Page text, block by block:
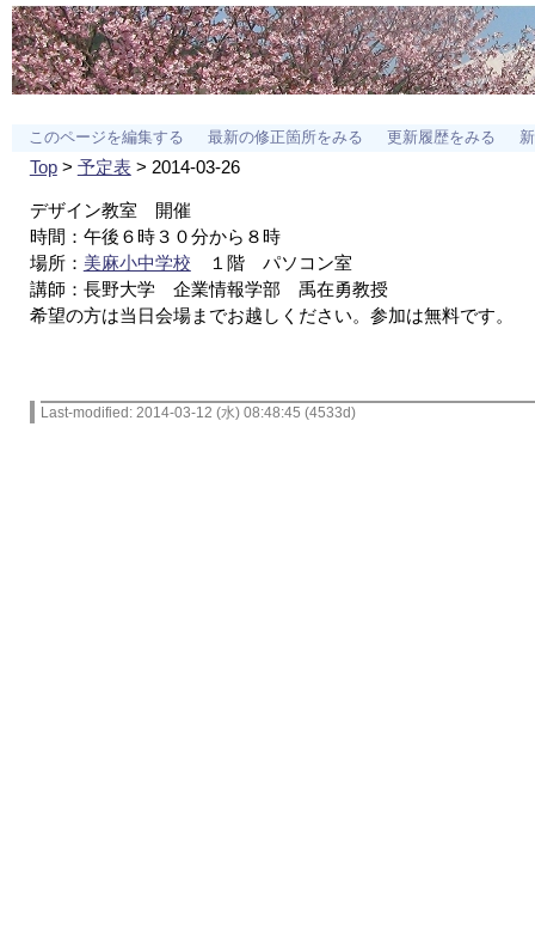
このページを編集する 最新の修正箇所をみる 更新履歴をみる
Top> 予定表> 2014-03-26
デザイン教室 開催
時間：午後６時３０分から８時
場所： 美麻小中学校 １階 パソコン室
講師：長野大学 企業情報学部 禹在勇教授
希望の方は当日会場までお越しください。参加は無料です。
Last-modified: 2014-03-12 (水) 08:48:45 (4533d)